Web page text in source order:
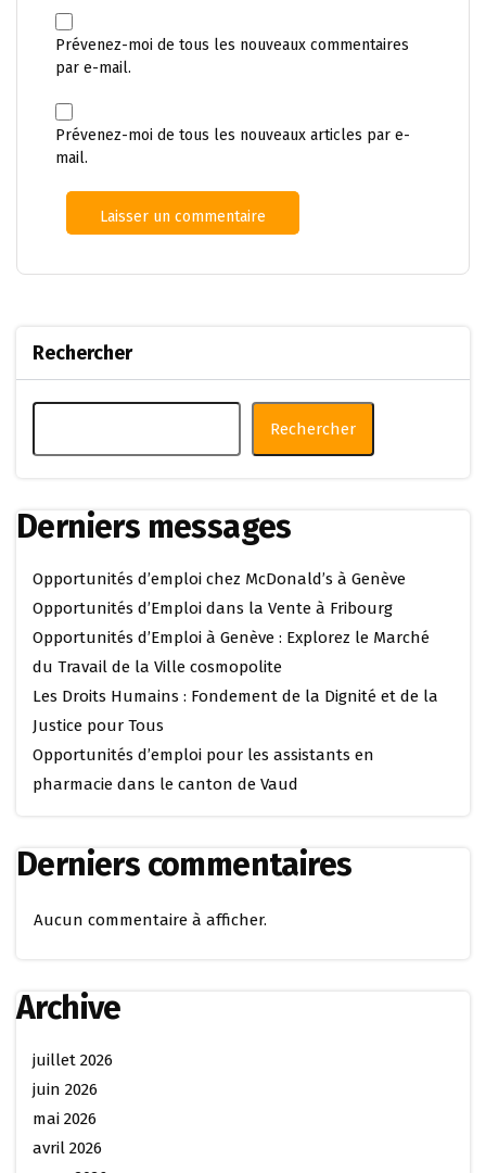
Prévenez-moi de tous les nouveaux commentaires
par e-mail.
Prévenez-moi de tous les nouveaux articles par e-
mail.
Rechercher
Rechercher
Derniers messages
Opportunités d’emploi chez McDonald’s à Genève
Opportunités d’Emploi dans la Vente à Fribourg
Opportunités d’Emploi à Genève : Explorez le Marché
du Travail de la Ville cosmopolite
Les Droits Humains : Fondement de la Dignité et de la
Justice pour Tous
Opportunités d’emploi pour les assistants en
pharmacie dans le canton de Vaud
Derniers commentaires
Aucun commentaire à afficher.
Archive
juillet 2026
juin 2026
mai 2026
avril 2026